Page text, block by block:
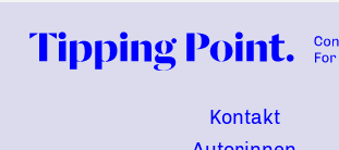
Kontakt